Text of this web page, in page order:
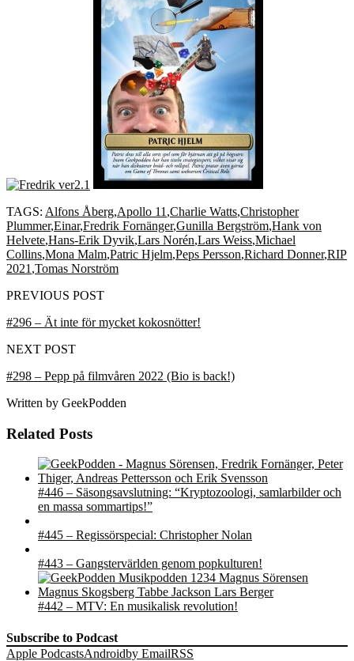
TAGS: Alfons Åberg,Apollo 11 ,Charlie Watts,Christopher
Plummer,Einar,Fredrik Fornänger,Gunilla Bergström,Hank von
Helvete,Hans-Erik Dyvik,Lars Norén,Lars Weiss,Michael
Collins,Mona Malm,Patric Hjelm,Peps Persson,Richard Donner,RIP
2021 ,Tomas Norström
PREVIOUS POST
#296 – Ät inte för mycket kokosnötter!
NEXT POST
#298 – Pepp på filmvåren 2022 (Bio is back!)
Written by GeekPodden
Related Posts
#446 – Säsongsavslutning: “Kryptozoologi, samlarbilder och
en massa sommartips!”
#445 – Regissörspecial: Christopher Nolan
#443 – Gangstervärlden genom popkulturen!
#442 – MTV: En musikalisk revolution!
Subscribe to Podcast
Apple PodcastsAndroidby EmailRSS